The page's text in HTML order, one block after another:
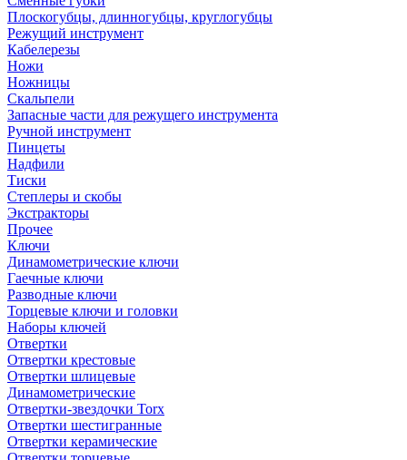
Плоскогубцы, длинногубцы, круглогубцы
Режущий инструмент
Кабелерезы
Ножи
Ножницы
Скальпели
Запасные части для режущего инструмента
Ручной инструмент
Пинцеты
Надфили
Тиски
Степлеры и скобы
Экстракторы
Прочее
Ключи
Динамометрические ключи
Гаечные ключи
Разводные ключи
Торцевые ключи и головки
Наборы ключей
Отвертки
Отвертки крестовые
Отвертки шлицевые
Динамометрические
Отвертки-звездочки Torx
Отвертки шестигранные
Отвертки керамические